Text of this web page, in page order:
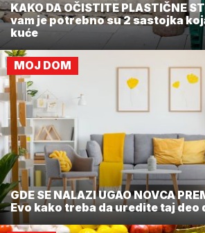
KAKO DA OČISTITE PLASTIČNE
vam je potrebno su 2 sastojka
kuće
MOJ DOM
GDE SE NALAZI UGAO NOVCA
Evo kako treba da uredite taj deo